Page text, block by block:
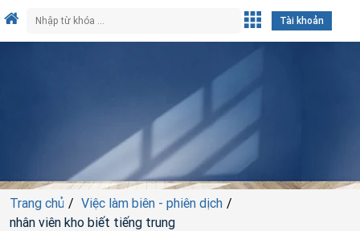
Tài khoản
Trang chủ
Việc làm biên - phiên dịch
nhân viên kho biết tiếng trung